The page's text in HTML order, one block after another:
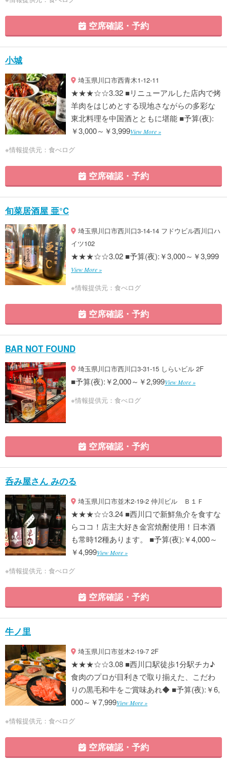
空席確認・予約
小城
埼玉県川口市西青木1-12-11
★★★☆☆3.32 ■リニューアルした店内で烤
羊肉をはじめとする現地さながらの多彩な
東北料理を中国酒とともに堪能 ■予算(夜):
￥3,000～￥3,999View More »
※情報提供元：食べログ
空席確認・予約
旬菜居酒屋 亜°C
埼玉県川口市西川口3-14-14 フドウビル西川口ハ
イツ102
★★★☆☆3.02 ■予算(夜):￥3,000～￥3,999
View More »
※情報提供元：食べログ
空席確認・予約
BAR NOT FOUND
埼玉県川口市西川口3-31-15 しらいビル 2F
■予算(夜):￥2,000～￥2,999View More »
※情報提供元：食べログ
空席確認・予約
呑み屋さん みのる
埼玉県川口市並木2-19-2 仲川ビル Ｂ１Ｆ
★★★☆☆3.24 ■西川口で新鮮魚介を食すな
らココ！店主大好き金宮焼酎使用！日本酒
も常時12種あります。 ■予算(夜):￥4,000～
￥4,999View More »
※情報提供元：食べログ
空席確認・予約
牛ノ里
埼玉県川口市並木2-19-7 2F
★★★☆☆3.08 ■西川口駅徒歩1分駅チカ♪
食肉のプロが目利きで取り揃えた、こだわ
りの黒毛和牛をご賞味あれ◆ ■予算(夜):￥6,
000～￥7,999View More »
※情報提供元：食べログ
空席確認・予約